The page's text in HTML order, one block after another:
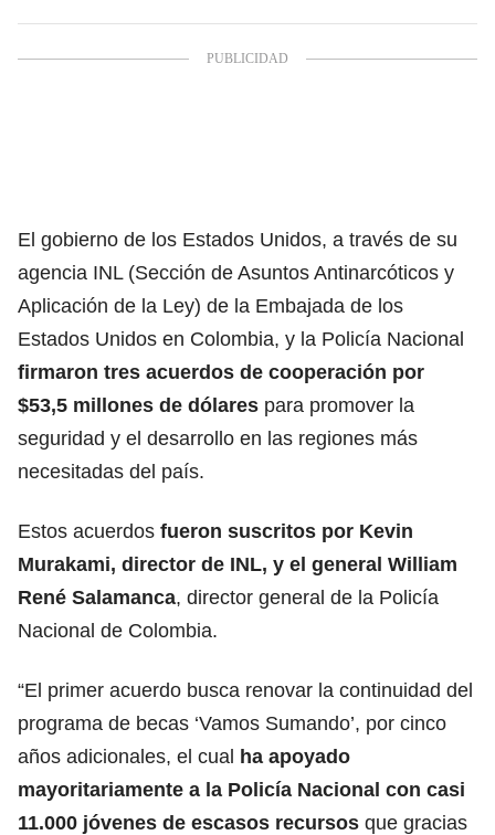
El gobierno de los Estados Unidos, a través de su
agencia INL (Sección de Asuntos Antinarcóticos y
Aplicación de la Ley) de la Embajada de los
Estados Unidos en Colombia, y la Policía Nacional
firmaron tres acuerdos de cooperación por
$53,5 millones de dólares para promover la
seguridad y el desarrollo en las regiones más
necesitadas del país.
Estos acuerdos fueron suscritos por Kevin
Murakami, director de INL, y el general William
René Salamanca, director general de la Policía
Nacional de Colombia.
“El primer acuerdo busca renovar la continuidad del
programa de becas ‘Vamos Sumando’, por cinco
años adicionales, el cual ha apoyado
mayoritariamente a la Policía Nacional con casi
11.000 jóvenes de escasos recursos que gracias